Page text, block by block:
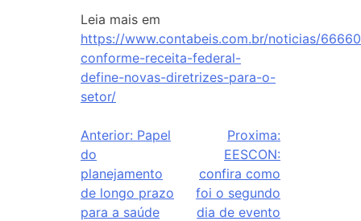
Leia mais em
https://www.contabeis.com.br/noticias/
conforme-receita-federal-
define-novas-diretrizes-para-o-
setor/
Anterior: Papel
do
planejamento
de longo prazo
para a saúde
Proxima:
EESCON:
confira como
foi o segundo
dia de evento